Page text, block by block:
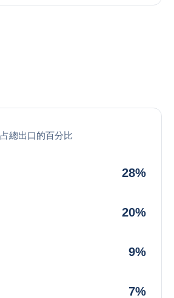
占總出口的百分比
28%
20%
9%
7%